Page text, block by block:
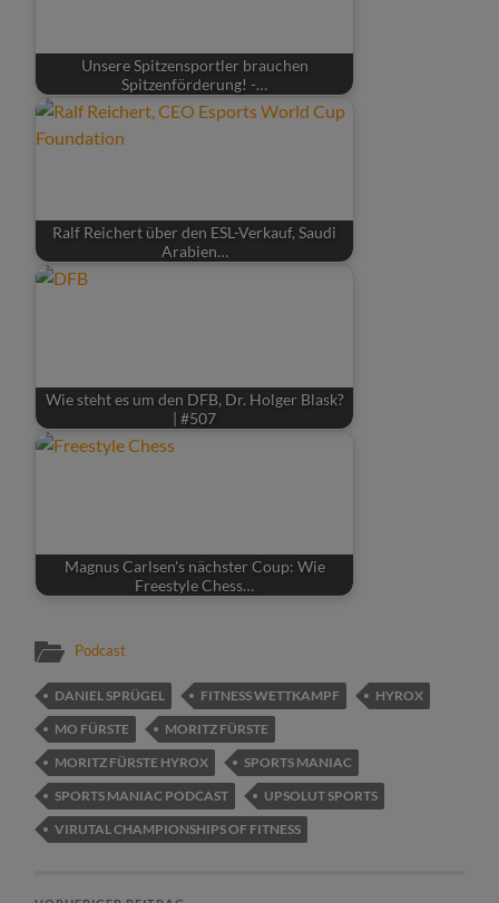
Unsere Spitzensportler brauchen
Spitzenförderung! -…
Ralf Reichert über den ESL-Verkauf, Saudi
Arabien…
Wie steht es um den DFB, Dr. Holger Blask?
| #507
Magnus Carlsen's nächster Coup: Wie
Freestyle Chess…
Podcast
DANIEL SPRÜGEL FITNESS WETTKAMPF
HYROX
MO FÜRSTE
MORITZ FÜRSTE
MORITZ FÜRSTE HYROX
SPORTS MANIAC
SPORTS MANIAC PODCAST
UPSOLUT SPORTS
VIRUTAL CHAMPIONSHIPS OF FITNESS